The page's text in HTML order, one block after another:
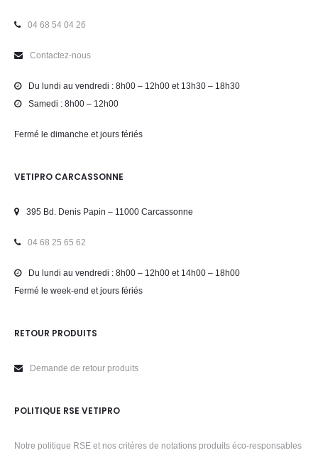
04 68 54 04 26
Contactez-nous
Du lundi au vendredi : 8h00 – 12h00 et 13h30 – 18h30
Samedi : 8h00 – 12h00
Fermé le dimanche et jours fériés
VETIPRO CARCASSONNE
395 Bd. Denis Papin – 11000 Carcassonne
04 68 25 65 62
Du lundi au vendredi : 8h00 – 12h00 et 14h00 – 18h00
Fermé le week-end et jours fériés
RETOUR PRODUITS
Demande de retour produits
POLITIQUE RSE VETIPRO
Notre politique RSE et nos critères de notations produits éco-responsables